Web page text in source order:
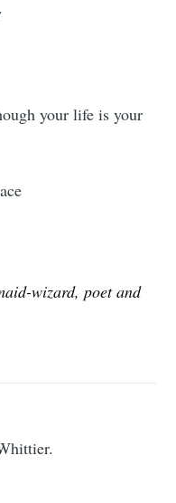
your life is your
wizard, poet and